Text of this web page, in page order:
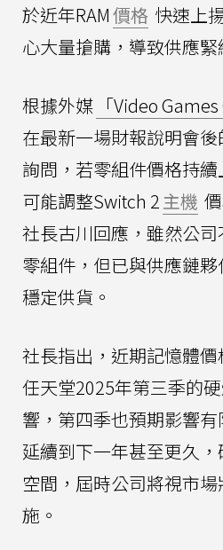
於近年RAM價格 快速上
心大量搶購，導致供應緊
根據外媒 「Video
在最新一場財報說明會
詢問，若零組件價格持
可能調整Switch 2主機
社長古川回應，雖然公
零組件，但已與供應鏈
穩定供貨。
社長指出，近期記憶體
任天堂2025年第三季的
響，第四季也預期影響
延續到下一年甚至更久
空間，屆時公司將視市
施。